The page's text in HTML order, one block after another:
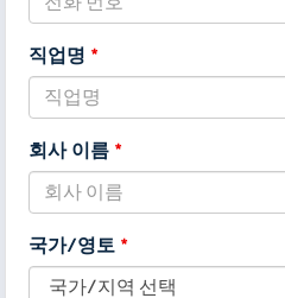
직업명
회사 이름
국가/영토